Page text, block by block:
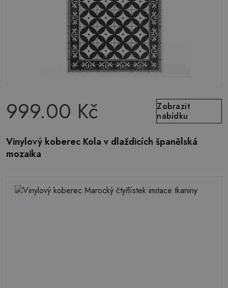
999.00 Kč
Zobrazit
nabídku
Vinylový koberec Kola v dlaždicích španělská
mozaika